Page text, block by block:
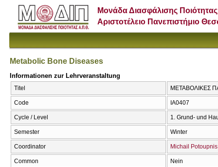
Μονάδα Διασφάλισης Ποιότητας
Αριστοτέλειο Πανεπιστήμιο
Metabolic Bone Diseases
Informationen zur Lehrveranstaltung
Titel ΜΕΤΑΒΟΛΙΚΕΣ
Code ΙΑ0407
Cycle / Level 1. Grund- und
Semester Winter
Coordinator Michail Potoupnis
Common Nein